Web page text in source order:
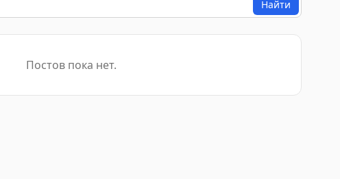
Найти
Постов пока нет.